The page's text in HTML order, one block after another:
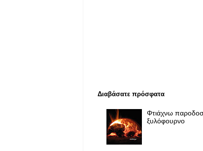
Διαβάσατε πρόσφατα
Φτιάχνω
ξυλόφουρνο